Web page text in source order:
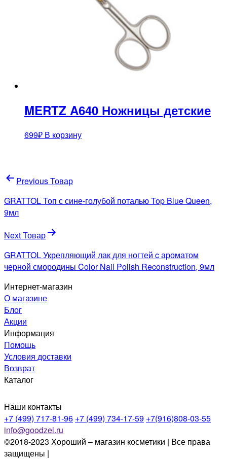
MERTZ A640 Ножницы детские
699₽ В корзину
Навигация
по
записям
Previous Товар
GRATTOL Топ с сине-голубой поталью Top Blue Queen,
9мл
Next Товар
GRATTOL Укрепляющий лак для ногтей c ароматом
черной смородины Color Nail Polish Reconstruction, 9мл
Интернет-магазин
О магазине
Блог
Акции
Информация
Помощь
Условия доставки
Возврат
Каталог
Наши контакты
+7 (499) 717-81-96 +7 (499) 734-17-59 +7(916)808-03-55
info@goodzel.ru
©2018-2023 Хороший – магазин косметики | Все права
защищены |